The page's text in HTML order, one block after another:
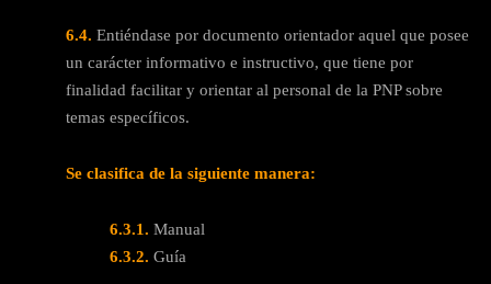
6.4. Entiéndase por documento orientador aquel que posee
un carácter informativo e instructivo, que tiene por
finalidad facilitar y orientar al personal de la PNP sobre
temas específicos.
Se clasifica de la siguiente manera:
6.3.1. Manual
6.3.2. Guía